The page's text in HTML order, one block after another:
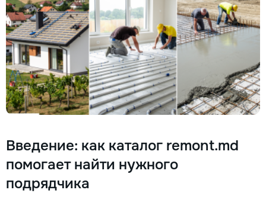
годы.
Введение: как каталог remont.md
помогает найти нужного
подрядчика